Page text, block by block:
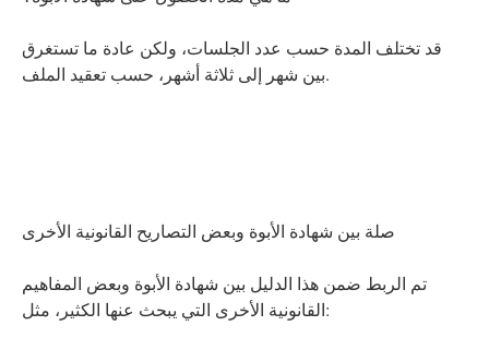
قد تختلف المدة حسب عدد الجلسات، ولكن عادة ما تستغرق
بين شهر إلى ثلاثة أشهر، حسب تعقيد الملف.
صلة بين شهادة الأبوة وبعض التصاريح القانونية الأخرى
تم الربط ضمن هذا الدليل بين شهادة الأبوة وبعض المفاهيم
القانونية الأخرى التي يبحث عنها الكثير، مثل: